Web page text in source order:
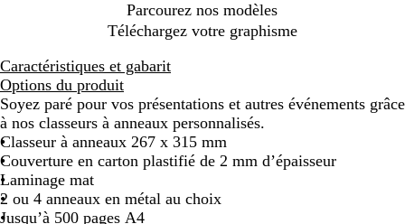
Parcourez nos modèles
Téléchargez votre graphisme
Caractéristiques et gabarit
Options du produit
Soyez paré pour vos présentations et autres événements grâce
à nos classeurs à anneaux personnalisés.
Classeur à anneaux 267 x 315 mm
Couverture en carton plastifié de 2 mm d’épaisseur
Laminage mat
2 ou 4 anneaux en métal au choix
Jusqu’à 500 pages A4